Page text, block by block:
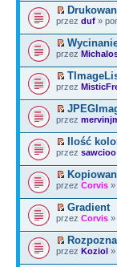
przez duf »
przez
przez
przez
Ilość
przez sawcioo
przez Corvis »
Gradient
przez Corvis »
przez Koziol »